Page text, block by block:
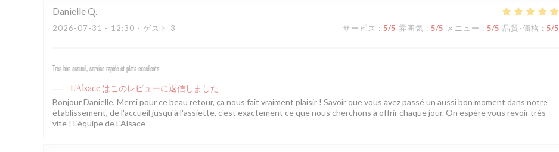
DanielleQ
2026-07-31 - 12:30 - ゲスト 3 サービス : 5/5 雰囲気 : 5/5 メニュー : 5/5 品質-価格 : 5/5
Très bon accueil, service rapide et plats excellents
L'Alsace はこのレビューに返信しました
Bonjour Danielle, Merci pour ce beau retour, ça nous fait vraiment plaisir ! Savoir que vous avez passé un aussi bon moment dans notre
établissement, de l'accueil jusqu'à l'assiette, c'est exactement ce que nous cherchons à offrir chaque jour. On espère vous revoir très
vite ! L'équipe de L'Alsace